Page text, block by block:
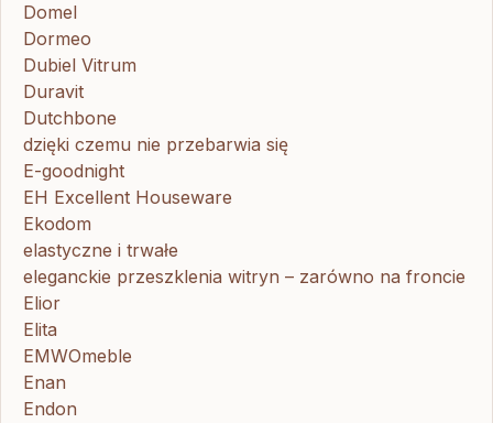
Domel
Dormeo
Dubiel Vitrum
Duravit
Dutchbone
dzięki czemu nie przebarwia się
E-goodnight
EH Excellent Houseware
Ekodom
elastyczne i trwałe
eleganckie przeszklenia witryn – zarówno na froncie
Elior
Elita
EMWOmeble
Enan
Endon